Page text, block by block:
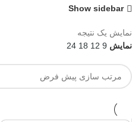
Show sidebar
نمایش یک نتیجه
نمایش 9
12
18
24